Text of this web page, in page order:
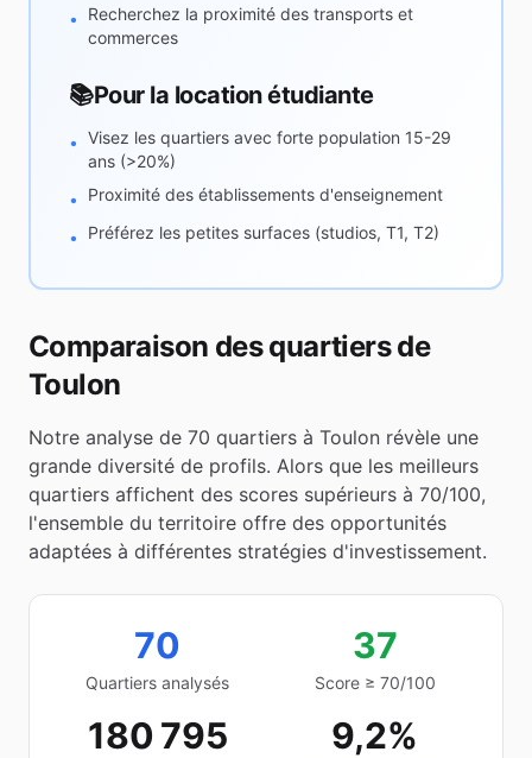
•
Recherchez la proximité des transports et
commerces
📚Pour la location étudiante
• Visez les quartiers avec forte population 15-29
ans (>20%)
•
Proximité des établissements d'enseignement
• Préférez les petites surfaces (studios, T1, T2)
Comparaison des quartiers de
Toulon
Notre analyse de 70 quartiers à Toulon révèle une
grande diversité de profils. Alors que les meilleurs
quartiers affichent des scores supérieurs à 70/100,
l'ensemble du territoire offre des opportunités
adaptées à différentes stratégies d'investissement.
70
Quartiers analysés
37
Score ≥ 70/100
180 795 9,2%